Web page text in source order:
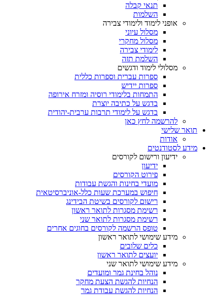
תנאי קבלה
השלמות
אופני לימוד ולימודי צבירה
מסלול עיוני
מסלול מחקרי
לימודי צבירה
השלמת תזה
מסלולי לימוד ודגשים
ספרות עברית וספרות כללית
ספרות יידיש
התמחות בלימודי רוסיה ומזרח אירופה
בדגש על כתיבה יוצרת
בדגש על לימודי תרבות ערבית-יהודית
להרשמה לחץ כאן
תואר שלישי
אודות
מידע לסטודנטים
ידיעון ורישום לקורסים
ידיעון
פירוט הקורסים
מועדי בחינות והגשת עבודות
חיפוש במערכת שעות כלל-אוניברסיטאית
רישום לקורסים בשיטת הבידינג
רשימת מסגרות לתואר ראשון
רשימת מסגרות לתואר שני
טופס הרשמה לקורסים בחוגים אחרים
מידע שימושי לתואר ראשון
כלים שלובים
יועצים לתואר ראשון
מידע שימושי לתואר שני
נוהל בחינת גמר ומועדים
הנחיות להגשת הצעת מחקר
הנחיות להגשת עבודת גמר